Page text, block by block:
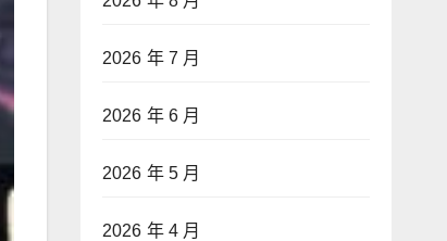
2026 年 7 月
2026 年 6 月
2026 年 5 月
2026 年 4 月